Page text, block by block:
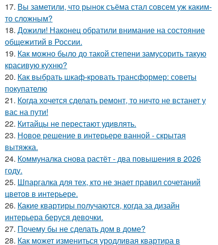
17. Вы заметили, что рынок съёма стал совсем уж каким-
то сложным?
18. Дожили! Наконец обратили внимание на состояние
общежитий в России.
19. Как можно было до такой степени замусорить такую
красивую кухню?
20. Как выбрать шкаф-кровать трансформер: советы
покупателю
21. Когда хочется сделать ремонт, то ничто не встанет у
вас на пути!
22. Китайцы не перестают удивлять.
23. Новое решение в интерьере ванной - скрытая
вытяжка.
24. Коммуналка снова растёт - два повышения в 2026
году.
25. Шпаргалка для тех, кто не знает правил сочетаний
цветов в интерьере.
26. Какие квартиры получаются, когда за дизайн
интерьера беруся девочки.
27. Почему бы не сделать дом в доме?
28. Как может измениться уродливая квартира в